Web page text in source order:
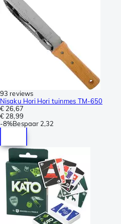
93 reviews
Nisaku Hori Hori tuinmes TM-650
€ 26,67
€ 28,99
-8%Bespaar 2,32